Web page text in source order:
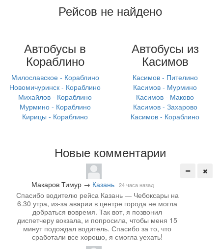
Рейсов не найдено
Автобусы в
Кораблино
Милославское - Кораблино
Новомичуринск - Кораблино
Михайлов - Кораблино
Мурмино - Кораблино
Кирицы - Кораблино
Автобусы из
Касимов
Касимов - Пителино
Касимов - Мурмино
Касимов - Маково
Касимов - Захарово
Касимов - Кораблино
Новые комментарии
Макаров Тимур → Казань 24 часа назад
Спасибо водителю рейса Казань — Чебоксары на
6.30 утра, из-за аварии в центре города не могла
добраться вовремя. Так вот, я позвонил
диспетчеру вокзала, и попросила, чтобы меня 15
минут подождал водитель. Спасибо за то, что
сработали все хорошо, я смогла уехать!